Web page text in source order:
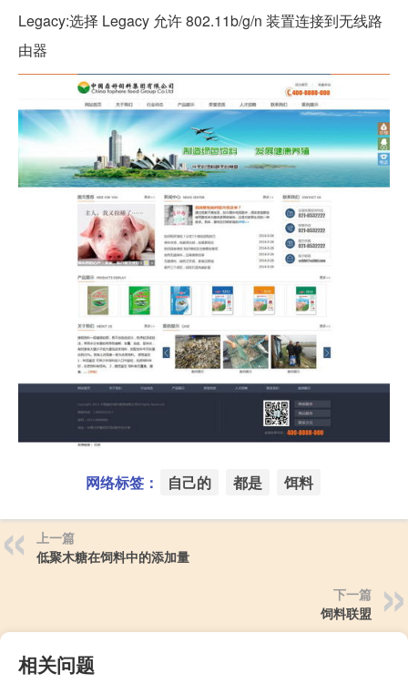
Legacy:选择 Legacy 允许 802.11b/g/n 装置连接到无线路
由器
网络标签： 自己的 都是 饵料
上一篇
低聚木糖在饲料中的添加量
下一篇
饲料联盟
相关问题